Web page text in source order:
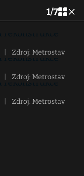
1/7
Zdroj: Metrostav
Zdroj: Metrostav
Zdroj: Metrostav